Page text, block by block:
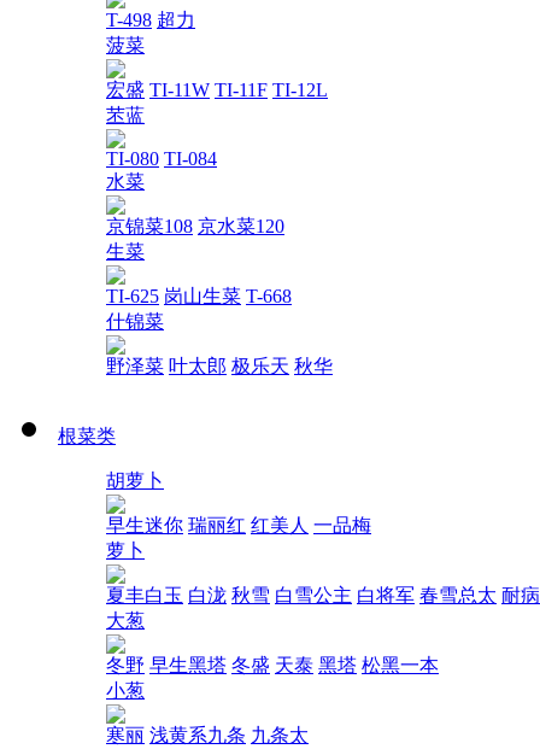
T-498 超力
菠菜
宏盛 TI-11W TI-11F TI-12L
苤蓝
TI-080 TI-084
水菜
京锦菜108 京水菜120
生菜
TI-625 岗山生菜 T-668
什锦菜
野泽菜 叶太郎 极乐天 秋华
根菜类
胡萝卜
早生迷你 瑞丽红 红美人 一品梅
萝卜
夏丰白玉 白泷 秋雪 白雪公主 白将军 春雪总太 耐
大葱
冬野 早生黑塔 冬盛 天泰 黑塔 松黑一本
小葱
寒丽 浅黄系九条 九条太